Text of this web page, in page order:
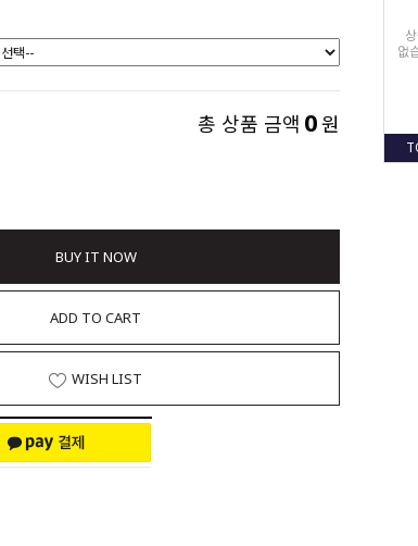
없
총 상품 금액 0원
BUY IT NOW
ADD TO CART
WISH LIST